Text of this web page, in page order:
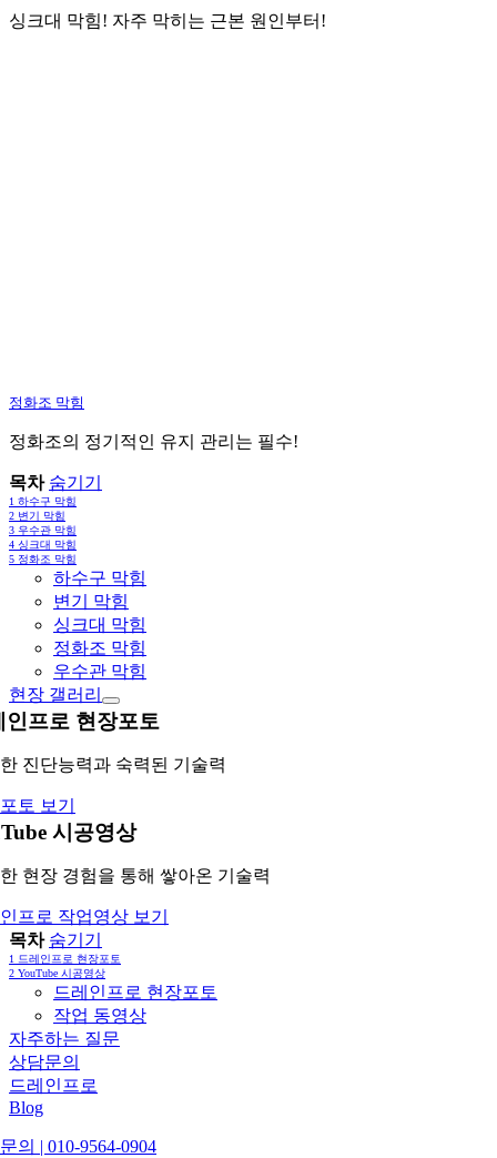
싱크대 막힘! 자주 막히는 근본 원인부터!
정화조 막힘
정화조의 정기적인 유지 관리는 필수!
목차 숨기기
1 하수구 막힘
2 변기 막힘
3 우수관 막힘
4 싱크대 막힘
5 정화조 막힘
하수구 막힘
변기 막힘
싱크대 막힘
정화조 막힘
우수관 막힘
현장 갤러리
인프로 현장포토
진단능력과 숙력된 기술력
토 보기
시공영상
현장 경험을 통해 쌓아온 기술력
프로 작업영상 보기
목차 숨기기
1 드레인프로 현장포토
2 YouTube 시공영상
드레인프로 현장포토
작업 동영상
자주하는 질문
상담문의
드레인프로
Blog
의 | 010-9564-0904